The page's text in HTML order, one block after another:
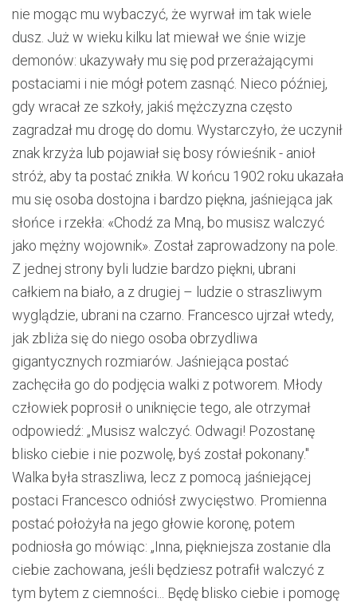
nie mogąc mu wybaczyć, że wyrwał im tak wiele
dusz. Już w wieku kilku lat miewał we śnie wizje
demonów: ukazywały mu się pod przerażającymi
postaciami i nie mógł potem zasnąć. Nieco później,
gdy wracał ze szkoły, jakiś mężczyzna często
zagradzał mu drogę do domu. Wystarczyło, że uczynił
znak krzyża lub pojawiał się bosy rówieśnik - anioł
stróż, aby ta postać znikła. W końcu 1902 roku ukazała
mu się osoba dostojna i bardzo piękna, jaśniejąca jak
słońce i rzekła: «Chodź za Mną, bo musisz walczyć
jako mężny wojownik». Został zaprowadzony na pole.
Z jednej strony byli ludzie bardzo piękni, ubrani
całkiem na biało, a z drugiej – ludzie o straszliwym
wyglądzie, ubrani na czarno. Francesco ujrzał wtedy,
jak zbliża się do niego osoba obrzydliwa
gigantycznych rozmiarów. Jaśniejąca postać
zachęciła go do podjęcia walki z potworem. Młody
człowiek poprosił o uniknięcie tego, ale otrzymał
odpowiedź: „Musisz walczyć. Odwagi! Pozostanę
blisko ciebie i nie pozwolę, byś został pokonany."
Walka była straszliwa, lecz z pomocą jaśniejącej
postaci Francesco odniósł zwycięstwo. Promienna
postać położyła na jego głowie koronę, potem
podniosła go mówiąc: „Inna, piękniejsza zostanie dla
ciebie zachowana, jeśli będziesz potrafił walczyć z
tym bytem z ciemności... Będę blisko ciebie i pomogę